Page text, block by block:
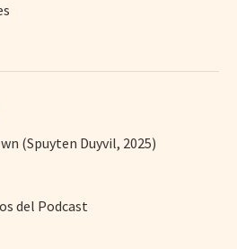
(Spuyten Duyvil, 2025)
del Podcast